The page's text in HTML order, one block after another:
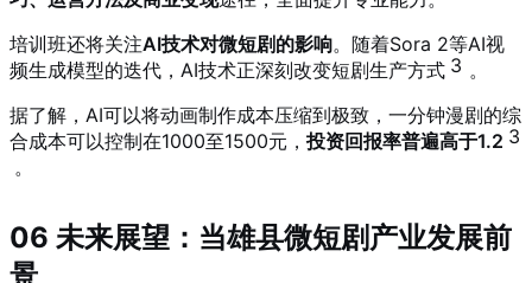
培训班还将关注AI技术对微短剧的影响。随着Sora 2等AI视
频生成模型的迭代，AI技术正深刻改变短剧生产方式 3 。
据了解，AI可以将动画制作成本压缩到极致，一分钟漫剧的综
合成本可以控制在1000至1500元， 投资回报率普遍高于1.2 3
。
06 未来展望：当雄县微短剧产业发展前
景